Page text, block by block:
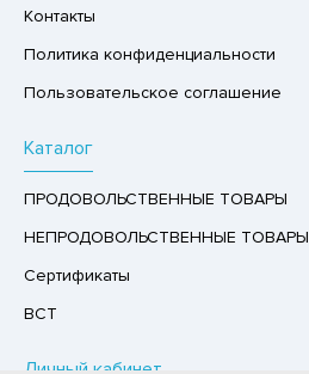
ПАСТА
Контакты
Политика конфиденциальности
Пользовательское соглашение
Каталог
ПРОДОВОЛЬСТВЕННЫЕ ТОВАРЫ
НЕПРОДОВОЛЬСТВЕННЫЕ ТОВАРЫ
Сертификаты
ВСТ
Личный кабинет